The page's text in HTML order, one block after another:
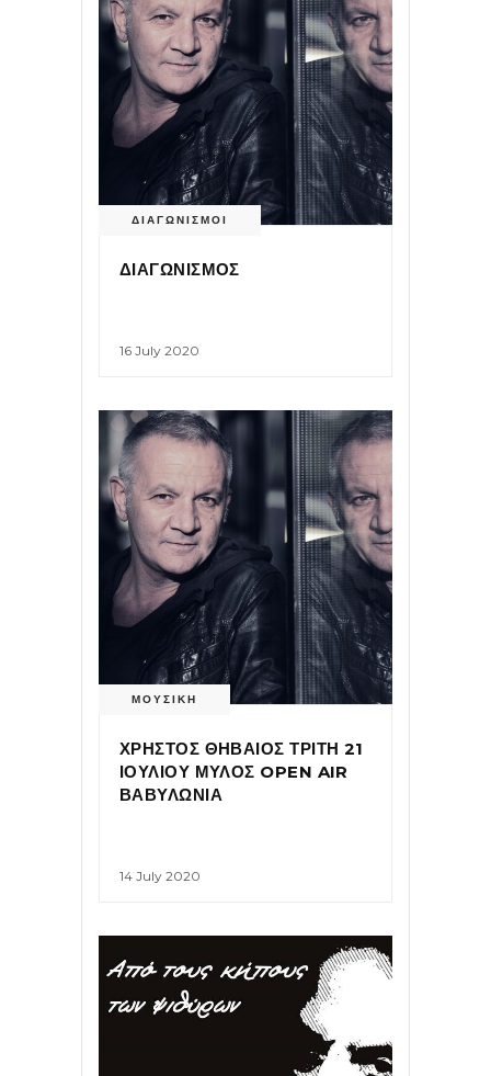
ΔΙΑΓΩΝΙΣΜΟΙ
ΔΙΑΓΩΝΙΣΜΟΣ
16 July 2020
ΜΟΥΣΙΚΗ
ΧΡΗΣΤΟΣ ΘΗΒΑΙΟΣ ΤΡΙΤΗ 21
ΙΟΥΛΙΟΥ ΜΥΛΟΣ OPEN AIR
ΒΑΒΥΛΩΝΙΑ
14 July 2020